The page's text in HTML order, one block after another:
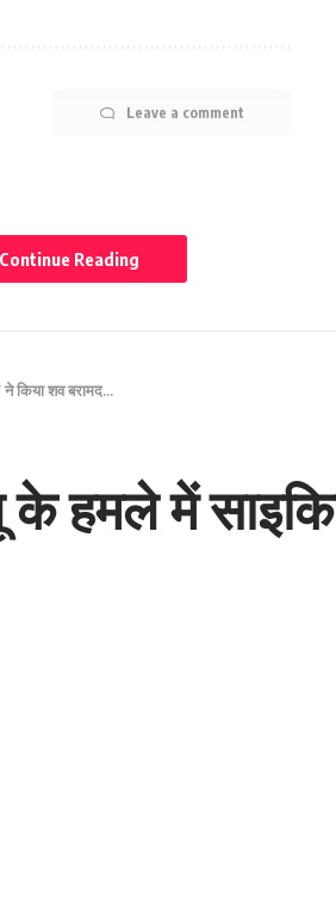
Leave a comment
Continue Reading
ने किया शव बरामद…
के हमले में